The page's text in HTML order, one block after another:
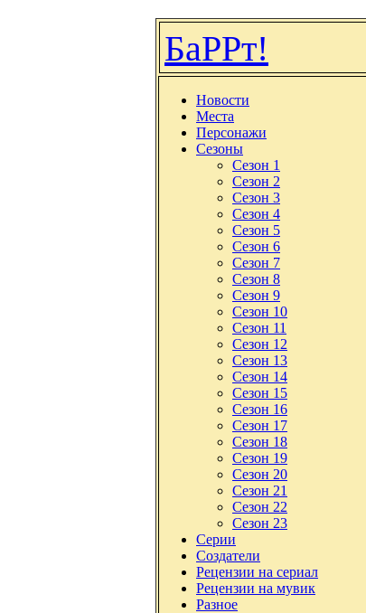
БаРРт!
Новости
Места
Персонажи
Сезоны
Сезон 1
Сезон 2
Сезон 3
Сезон 4
Сезон 5
Сезон 6
Сезон 7
Сезон 8
Сезон 9
Сезон 10
Сезон 11
Сезон 12
Сезон 13
Сезон 14
Сезон 15
Сезон 16
Сезон 17
Сезон 18
Сезон 19
Сезон 20
Сезон 21
Сезон 22
Сезон 23
Серии
Создатели
Рецензии на сериал
Рецензии на мувик
Разное